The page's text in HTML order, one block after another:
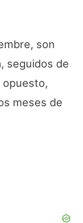
son
seguidos de
opuesto,
meses de